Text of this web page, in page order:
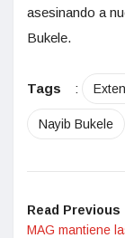
asesinando a
Bukele.
Tags :
Nayib Bukele
Read Previous
MAG mantiene